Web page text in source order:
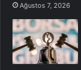
Ağustos 7, 2026